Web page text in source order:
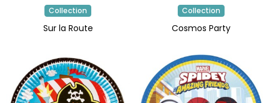
Collection
Sur la Route
Collection
Cosmos Party